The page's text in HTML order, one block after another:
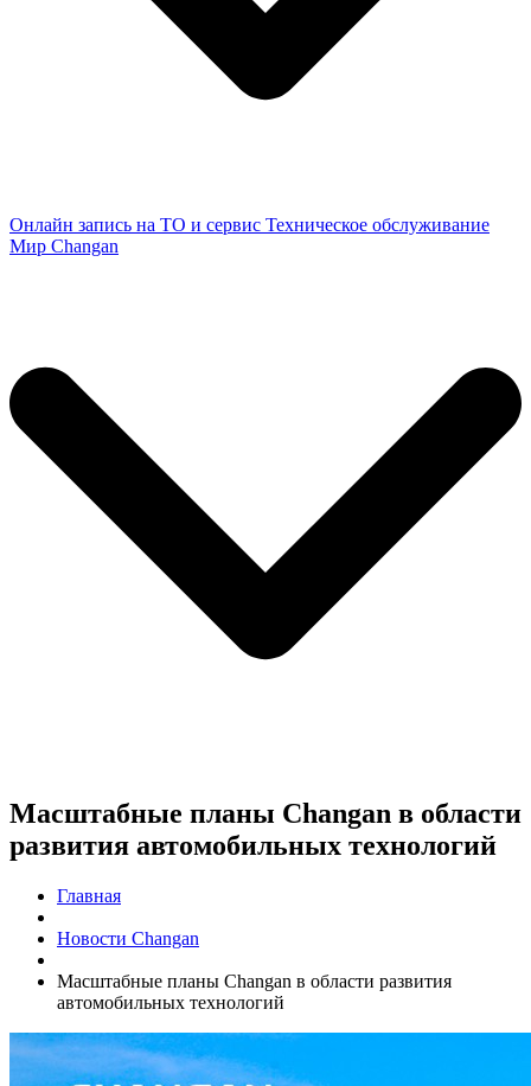
Онлайн запись на ТО и сервис Техническое обслуживание
Мир Changan
Масштабные планы Changan в области
развития автомобильных технологий
Главная
Новости Changan
Масштабные планы Changan в области развития
автомобильных технологий